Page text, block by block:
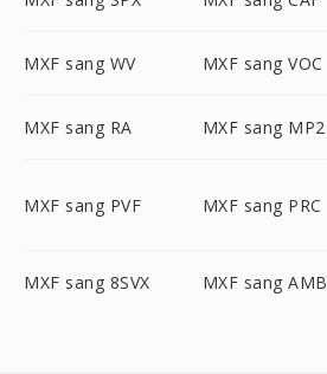
MXF sang WV MXF sang VOC
MXF sang RA MXF sang MP2
MXF sang PVF MXF sang PRC
MXF sang 8SVX MXF sang AMB